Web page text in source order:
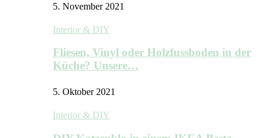
5. November 2021
Interior & DIY
Fliesen, Vinyl oder Holzfussboden in der
Küche? Unsere…
5. Oktober 2021
Interior & DIY